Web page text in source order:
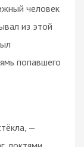
человек
из этой
попавшего
—